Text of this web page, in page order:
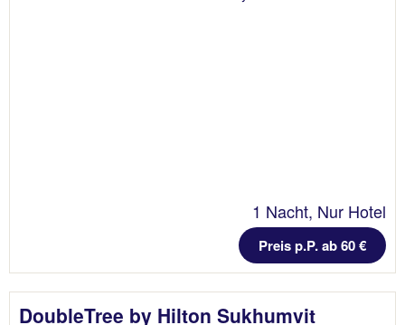
1 Nacht, Nur Hotel
Preis p.P. ab 60 €
DoubleTree by Hilton Sukhumvit